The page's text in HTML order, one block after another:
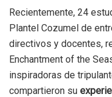
Recientemente, 24
Plantel Cozumel de
directivos y docentes,
Enchantment of the
inspiradoras de
compartieron su